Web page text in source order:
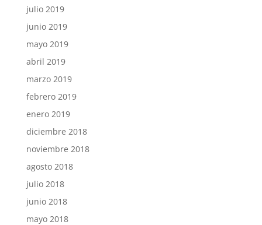
julio 2019
junio 2019
mayo 2019
abril 2019
marzo 2019
febrero 2019
enero 2019
diciembre 2018
noviembre 2018
agosto 2018
julio 2018
junio 2018
mayo 2018